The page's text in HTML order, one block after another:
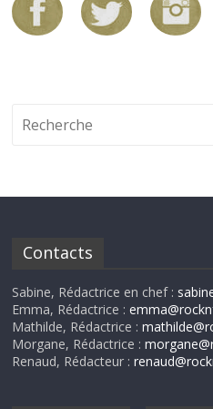
Contacts
Sabine, Rédactrice en chef :
Emma, Rédactrice :
Mathilde, Rédactrice :
Morgane, Rédactrice :
Renaud, Rédacteur :